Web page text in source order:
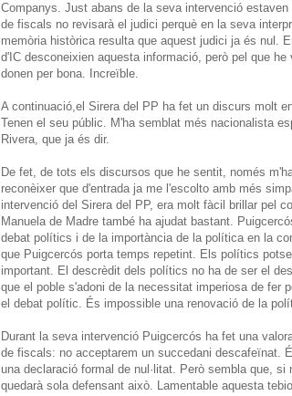
Companys. Just abans de la seva intervenció
de fiscals no revisarà el judici perquè en la seva
memòria històrica resulta que aquest judici ja és nul.
d'IC desconeixien aquesta informació, però pel que
donen per bona. Increïble.
A continuació,el Sirera del PP ha fet un discurs molt
Tenen el seu públic. M'ha semblat més nacionalista
Rivera, que ja és dir.
De fet, de tots els discursos que he sentit, només
reconèixer que d'entrada ja me l'escolto amb més
intervenció del Sirera del PP, era molt fàcil brillar pel
Manuela de Madre també ha ajudat bastant.
debat polítics i de la importància de la política en la
que Puigcercós porta temps repetint. Els polítics
important. El descrèdit dels polítics no ha de ser el
que el poble s'adoni de la necessitat imperiosa de fer
el debat polític. És impossible una renovació de la
Durant la seva intervenció Puigcercós ha fet una
de fiscals: no acceptarem un succedani descafeïnat.
una declaració formal de nul·litat. Però sembla que,
quedarà sola defensant això. Lamentable aquesta